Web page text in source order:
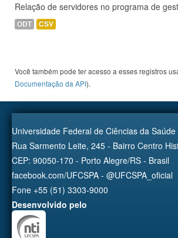
Relação de servidores no programa de
ODT CSV
Você também pode ter acesso a esses registros
Documentação da API).
Universidade Federal de Ciências da
Rua Sarmento Leite, 245 - Bairro Centro
CEP: 90050-170 - Porto Alegre/RS - Brasil
facebook.com/UFCSPA - @UFCSPA_oficial
Fone +55 (51) 3303-9000
Desenvolvido pelo